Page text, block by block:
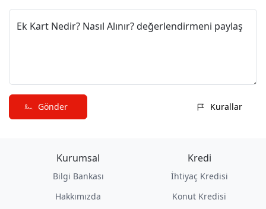
Ek Kart Nedir? Nasıl Alınır? değerlendirmeni paylaş
Gönder Kurallar
Kurumsal
Bilgi Bankası
Hakkımızda
Kredi
İhtiyaç Kredisi
Konut Kredisi